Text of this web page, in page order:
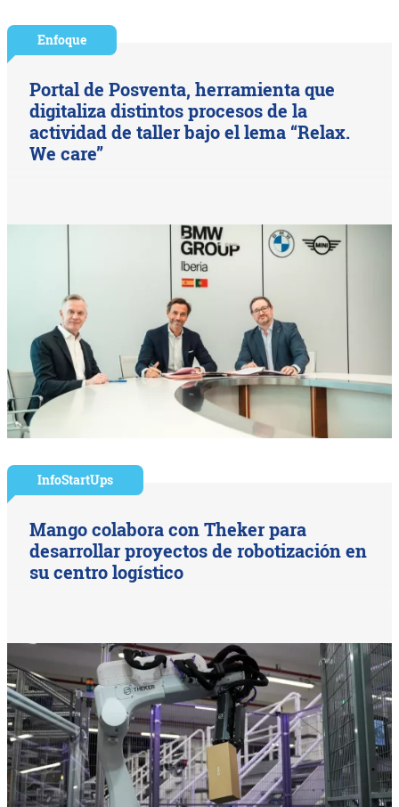
Enfoque
Portal de Posventa, herramienta que
digitaliza distintos procesos de la
actividad de taller bajo el lema “Relax.
We care”
InfoStartUps
Mango colabora con Theker para
desarrollar proyectos de robotización en
su centro logístico